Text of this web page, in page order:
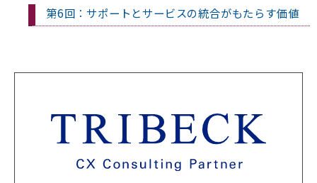
第6回：サポートとサービスの統合がもたらす価値